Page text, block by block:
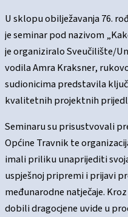
U sklopu obilježavanja 76.
je seminar pod nazivom
je organiziralo Sveučilište/
vodila Amra Kraksner,
sudionicima predstavila
kvalitetnih projektnih
Seminaru su prisustvovali
Općine Travnik te
imali priliku unaprijediti
uspješnoj pripremi i prijavi
međunarodne natječaje.
dobili dragocjene uvide u